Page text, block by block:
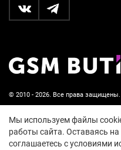
© 2010 - 2026. Все права защищены.
Пользовательское
конфиденциальности
Мы используем файлы
работы сайта. Оставаясь
соглашаетесь с условиями